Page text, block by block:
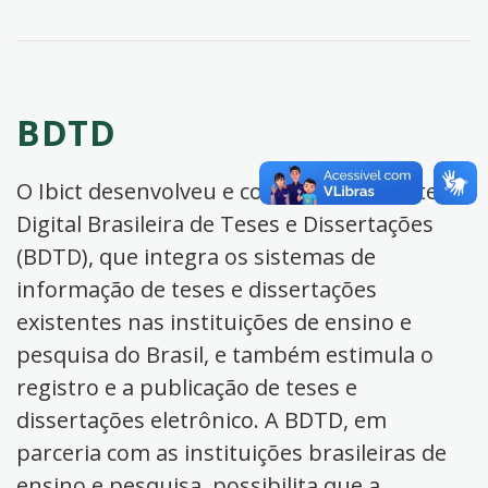
BDTD
O Ibict desenvolveu e coordena a Biblioteca
Digital Brasileira de Teses e Dissertações
(BDTD), que integra os sistemas de
informação de teses e dissertações
existentes nas instituições de ensino e
pesquisa do Brasil, e também estimula o
registro e a publicação de teses e
dissertações eletrônico. A BDTD, em
parceria com as instituições brasileiras de